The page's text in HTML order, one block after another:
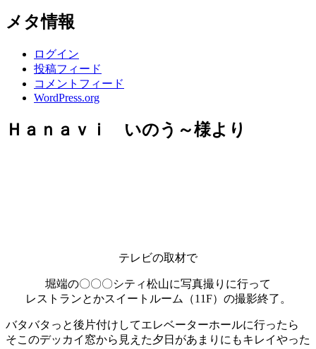
メタ情報
ログイン
投稿フィード
コメントフィード
WordPress.org
Ｈａｎａｖｉ いのう～様より
テレビの取材で
堀端の〇〇〇シティ松山に写真撮りに行って
レストランとかスイートルーム（11F）の撮影終了。
バタバタっと後片付けしてエレベーターホールに行ったら
そこのデッカイ窓から見えた夕日があまりにもキレイやった